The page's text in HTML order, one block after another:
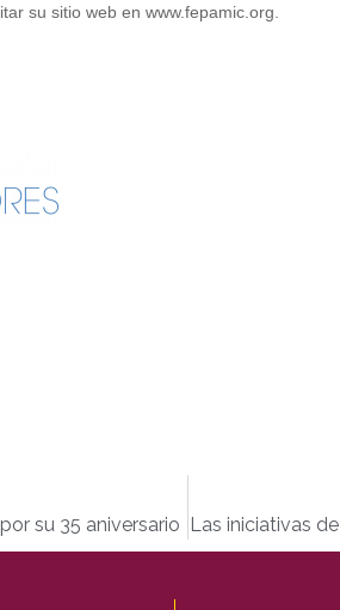
su sitio web en www.fepamic.org.
su 35 aniversario Las iniciativas